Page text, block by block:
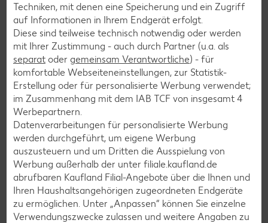
Muffin-Rezepte
Apfelkuchen-Rezepte
Schokokuchen-Rezepte
Torten-Rezepte
Eis-Rezepte
Pfannkuchen-Rezepte
Plätzchen-Rezepte
Smoothie-Rezepte
Bowle-Rezepte
Cocktail-Rezepte
Techniken, mit denen eine Speicherung und ein Zugriff
auf Informationen in Ihrem Endgerät erfolgt.
Diese sind teilweise technisch notwendig oder werden
mit Ihrer Zustimmung - auch durch Partner (u.a. als
separat oder gemeinsam Verantwortliche) - für
komfortable Webseiteneinstellungen, zur Statistik-
Erstellung oder für personalisierte Werbung verwendet;
im Zusammenhang mit dem IAB TCF von insgesamt 4
Werbepartnern.
Datenverarbeitungen für personalisierte Werbung
werden durchgeführt, um eigene Werbung
auszusteuern und um Dritten die Ausspielung von
Werbung außerhalb der unter filiale.kaufland.de
abrufbaren Kaufland Filial-Angebote über die Ihnen und
Ihren Haushaltsangehörigen zugeordneten Endgeräte
zu ermöglichen. Unter „Anpassen“ können Sie einzelne
Verwendungszwecke zulassen und weitere Angaben zu